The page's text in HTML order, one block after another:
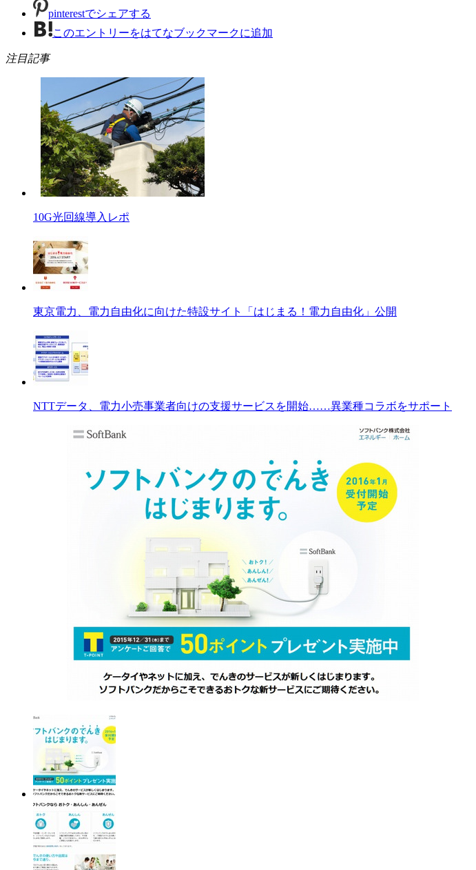
pinterestでシェアする
このエントリーをはてなブックマークに追加
注目記事
10G光回線導入レポ
東京電力、電力自由化に向けた特設サイト「はじまる！電力自由化」公開
NTTデータ、電力小売事業者向けの支援サービスを開始……異業種コラボをサポート